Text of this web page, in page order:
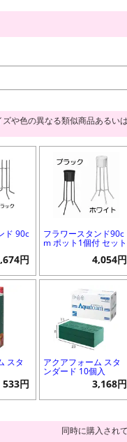
ズや色の異なる類似商品あるい
ド 90c
円
フラワースタンド90c
m ポット1個付 セット
4,054円
スタ
533円
アクアフォーム スタ
ンダード 10個入
3,168円
同時に購入され